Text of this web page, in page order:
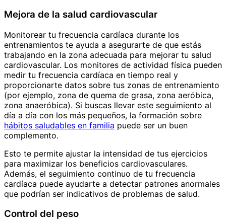
Mejora de la salud cardiovascular
Monitorear tu frecuencia cardíaca durante los
entrenamientos te ayuda a asegurarte de que estás
trabajando en la zona adecuada para mejorar tu salud
cardiovascular. Los monitores de actividad física pueden
medir tu frecuencia cardíaca en tiempo real y
proporcionarte datos sobre tus zonas de entrenamiento
(por ejemplo, zona de quema de grasa, zona aeróbica,
zona anaeróbica). Si buscas llevar este seguimiento al
día a día con los más pequeños, la formación sobre
hábitos saludables en familia puede ser un buen
complemento.
Esto te permite ajustar la intensidad de tus ejercicios
para maximizar los beneficios cardiovasculares.
Además, el seguimiento continuo de tu frecuencia
cardíaca puede ayudarte a detectar patrones anormales
que podrían ser indicativos de problemas de salud.
Control del peso